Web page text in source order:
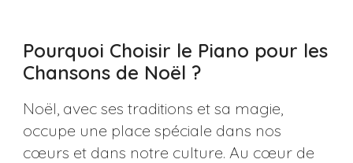
Pourquoi Choisir le Piano pour les
Chansons de Noël ?
Noël, avec ses traditions et sa magie,
occupe une place spéciale dans nos
cœurs et dans notre culture. Au cœur de